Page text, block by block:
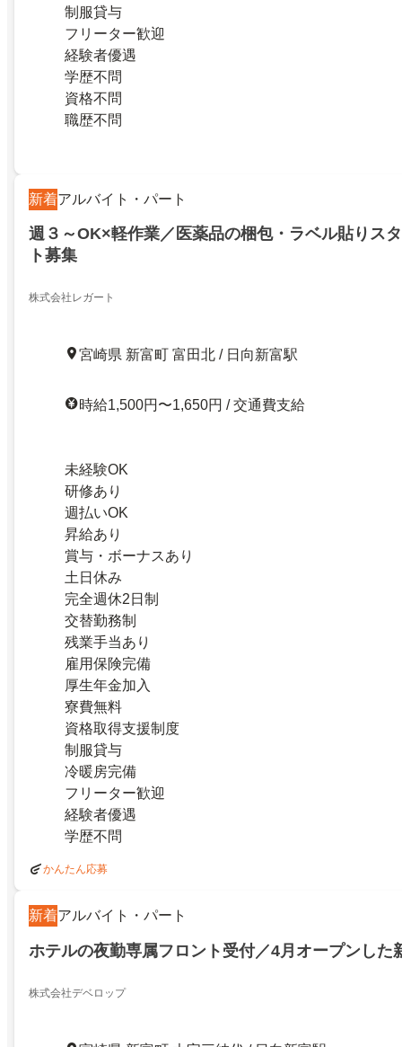
制服貸与
フリーター歓迎
経験者優遇
学歴不問
資格不問
職歴不問
新着アルバイト・パート
週３～OK×軽作業／医薬品の梱包・ラベル貼りス
ト募集
株式会社レガート
宮崎県 新富町 富田北 / 日向新富駅
時給1,500円〜1,650円 / 交通費支給
未経験OK
研修あり
週払いOK
昇給あり
賞与・ボーナスあり
土日休み
完全週休2日制
交替勤務制
残業手当あり
雇用保険完備
厚生年金加入
寮費無料
資格取得支援制度
制服貸与
冷暖房完備
フリーター歓迎
経験者優遇
学歴不問
かんたん応募
新着アルバイト・パート
ホテルの夜勤専属フロント受付／4月オープンした
株式会社デベロップ